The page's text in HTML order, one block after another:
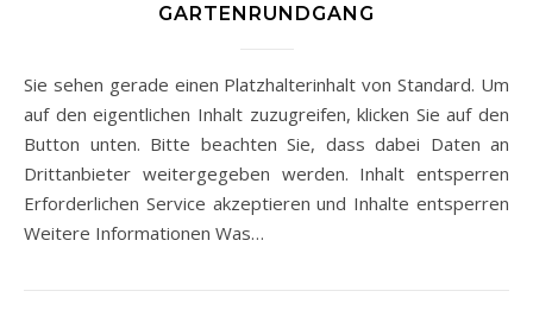
GARTENRUNDGANG
Sie sehen gerade einen Platzhalterinhalt von Standard. Um
auf den eigentlichen Inhalt zuzugreifen, klicken Sie auf den
Button unten. Bitte beachten Sie, dass dabei Daten an
Drittanbieter weitergegeben werden. Inhalt entsperren
Erforderlichen Service akzeptieren und Inhalte entsperren
Weitere Informationen Was…